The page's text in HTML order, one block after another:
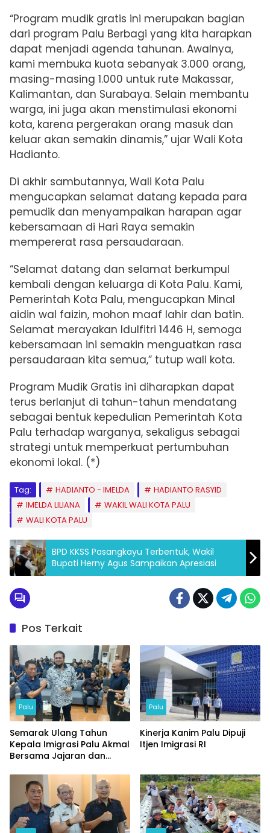
“Program mudik gratis ini merupakan bagian
dari program Palu Berbagi yang kita harapkan
dapat menjadi agenda tahunan. Awalnya,
kami membuka kuota sebanyak 3.000 orang,
masing-masing 1.000 untuk rute Makassar,
Kalimantan, dan Surabaya. Selain membantu
warga, ini juga akan menstimulasi ekonomi
kota, karena pergerakan orang masuk dan
keluar akan semakin dinamis,” ujar Wali Kota
Hadianto.
Di akhir sambutannya, Wali Kota Palu
mengucapkan selamat datang kepada para
pemudik dan menyampaikan harapan agar
kebersamaan di Hari Raya semakin
mempererat rasa persaudaraan.
“Selamat datang dan selamat berkumpul
kembali dengan keluarga di Kota Palu. Kami,
Pemerintah Kota Palu, mengucapkan Minal
aidin wal faizin, mohon maaf lahir dan batin.
Selamat merayakan Idulfitri 1446 H, semoga
kebersamaan ini semakin menguatkan rasa
persaudaraan kita semua,” tutup wali kota.
Program Mudik Gratis ini diharapkan dapat
terus berlanjut di tahun-tahun mendatang
sebagai bentuk kepedulian Pemerintah Kota
Palu terhadap warganya, sekaligus sebagai
strategi untuk memperkuat pertumbuhan
ekonomi lokal. (*)
Tag: HADIANTO - IMELDA
HADIANTO RASYID
IMELDA LILIANA
WAKIL WALI KOTA PALU
WALI KOTA PALU
BPD KKSS Pasangkayu Terbentuk, Wakil
Bupati Herny Agus Sampaikan Apresiasi
Pos Terkait
Palu
Semarak Ulang Tahun
Kepala Imigrasi Palu Akmal
Bersama Jajaran dan
Palu
Kinerja Kanim Palu Dipuji
Itjen Imigrasi RI